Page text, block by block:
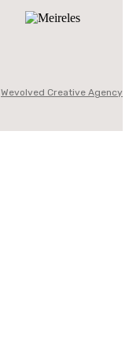
Wevolved Creative Agency